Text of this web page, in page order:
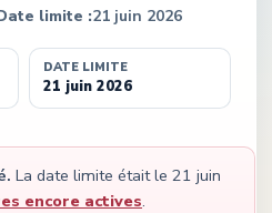
limite :21 juin 2026
DATE LIMITE
21 juin 2026
La date limite était le 21 juin
encore actives.